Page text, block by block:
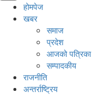
होमपेज
खबर
समाज
प्रदेश
आजको पत्रिका
सम्पादकीय
राजनीति
अन्तर्राष्ट्रिय